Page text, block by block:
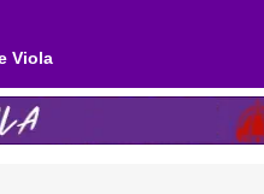
Viola